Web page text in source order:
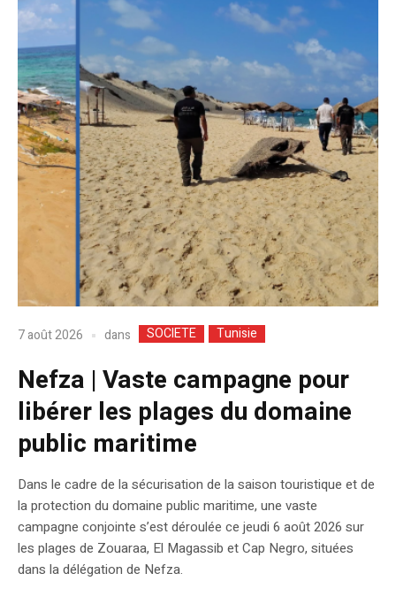
7 août 2026 dans SOCIETE Tunisie
Nefza | Vaste campagne pour
libérer les plages du domaine
public maritime
Dans le cadre de la sécurisation de la saison touristique et de
la protection du domaine public maritime, une vaste
campagne conjointe s’est déroulée ce jeudi 6 août 2026 sur
les plages de Zouaraa, El Magassib et Cap Negro, situées
dans la délégation de Nefza.